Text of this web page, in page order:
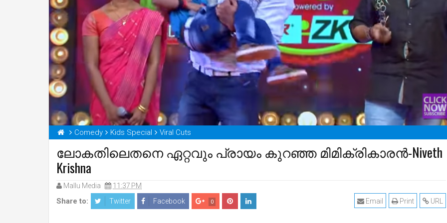
Comedy Kids Special Viral Cuts
ലോകതിലെതനെ ഏറ്റവും പ്രായം കുറഞ്ഞ മിമിക്രികാരന്‍-Niveth
Krishna
Mallu Media 11:37 PM
Share to: Twitter Facebook 0 URL
Print
Email